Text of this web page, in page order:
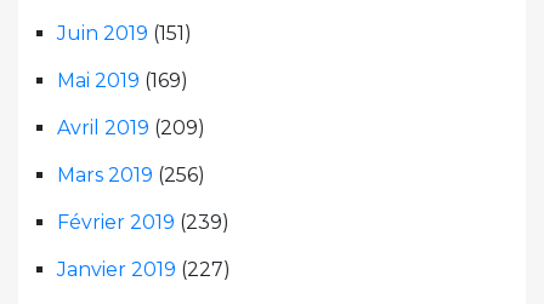
Juin 2019 (151)
Mai 2019 (169)
Avril 2019 (209)
Mars 2019 (256)
Février 2019 (239)
Janvier 2019 (227)